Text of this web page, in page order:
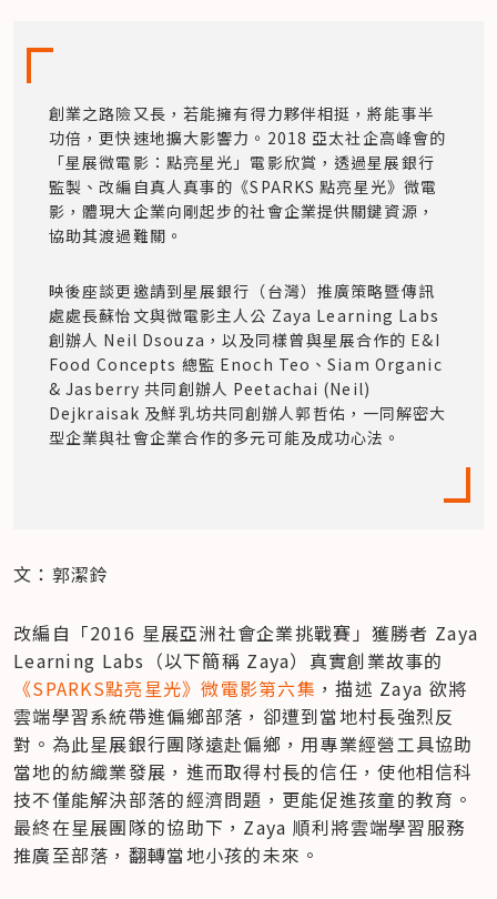
創業之路險又長，若能擁有得力夥伴相挺，將能事半
功倍，更快速地擴大影響力。2018 亞太社企高峰會的
「星展微電影：點亮星光」電影欣賞，透過星展銀行
監製、改編自真人真事的《SPARKS 點亮星光》微電
影，體現大企業向剛起步的社會企業提供關鍵資源，
協助其渡過難關。
映後座談更邀請到星展銀行（台灣）推廣策略暨傳訊
處處長蘇怡文與微電影主人公 Zaya Learning Labs
創辦人 Neil Dsouza，以及同樣曾與星展合作的 E&I
Food Concepts 總監 Enoch Teo、Siam Organic
& Jasberry 共同創辦人 Peetachai (Neil)
Dejkraisak 及鮮乳坊共同創辦人郭哲佑，一同解密大
型企業與社會企業合作的多元可能及成功心法。
文：郭潔鈴
改編自「2016 星展亞洲社會企業挑戰賽」獲勝者 Zaya
Learning Labs（以下簡稱 Zaya）真實創業故事的
《SPARKS點亮星光》微電影第六集 ，描述 Zaya 欲將
雲端學習系統帶進偏鄉部落，卻遭到當地村長強烈反
對。為此星展銀行團隊遠赴偏鄉，用專業經營工具協助
當地的紡織業發展，進而取得村長的信任，使他相信科
技不僅能解決部落的經濟問題，更能促進孩童的教育。
最終在星展團隊的協助下，Zaya 順利將雲端學習服務
推廣至部落，翻轉當地小孩的未來。